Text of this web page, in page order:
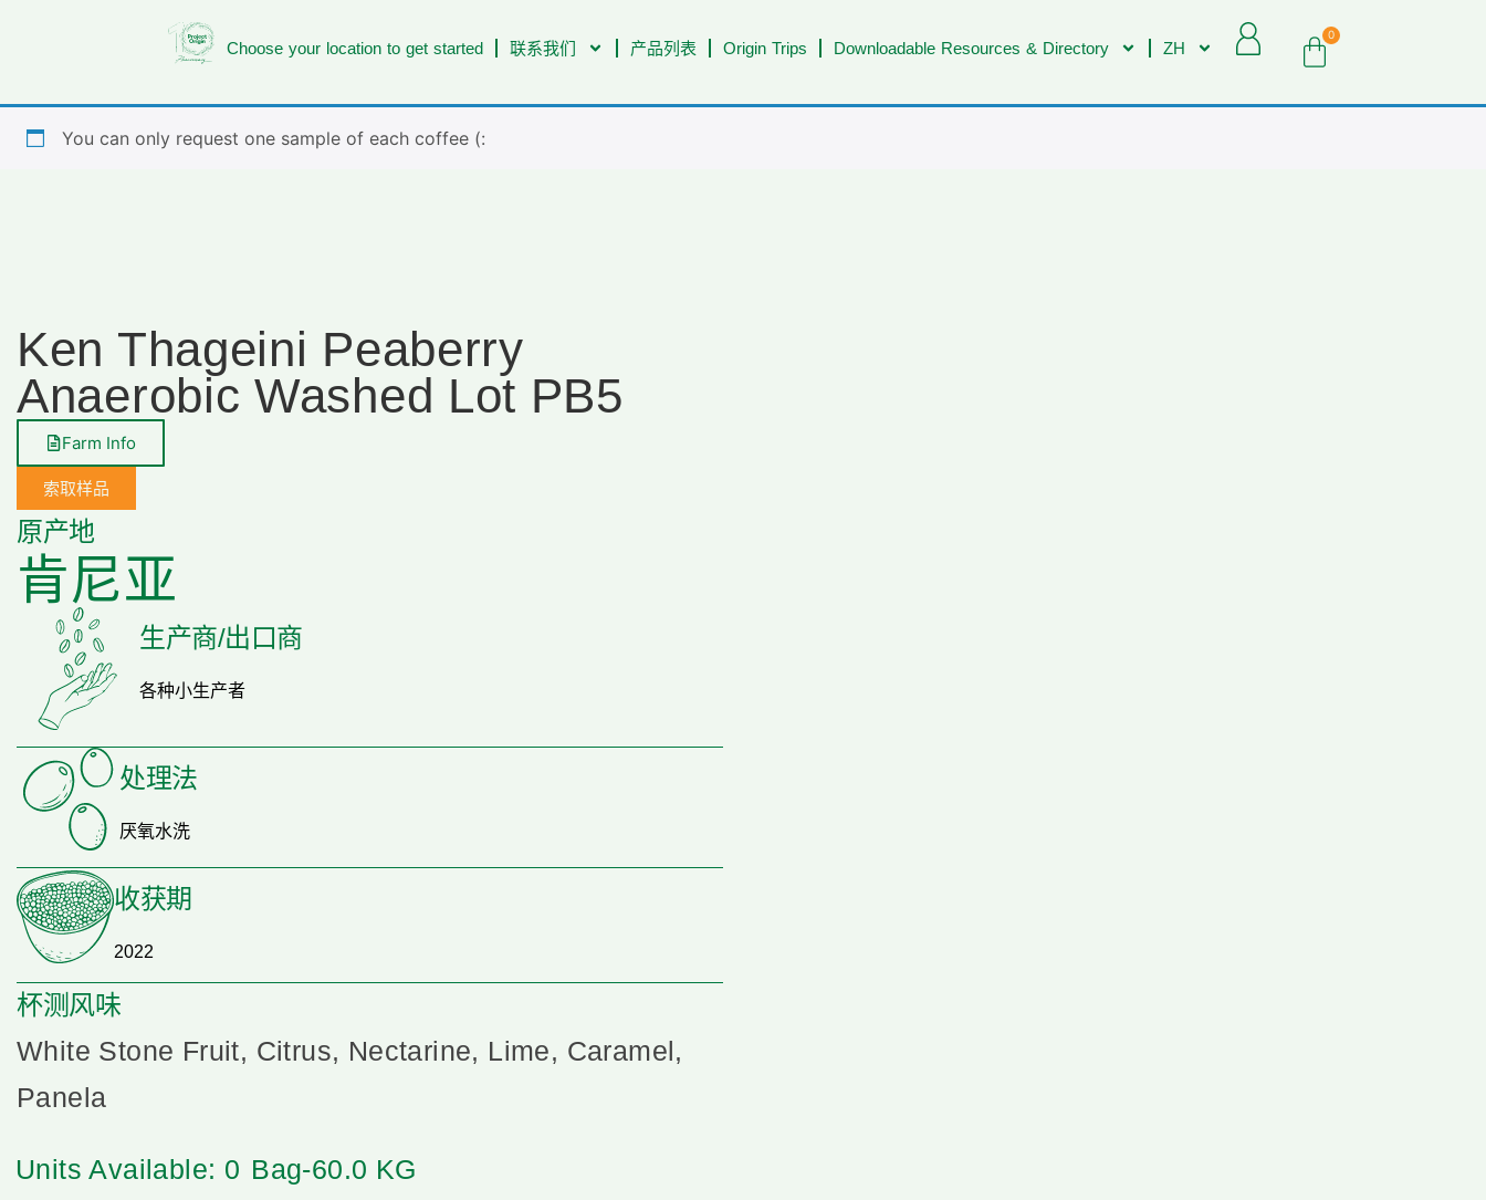
Choose your location to get started 联系我们 产品列表 Origin Trips Downloadable Resources & Directory ZH
0
You can only request one sample of each coffee (:
Ken Thageini Peaberry
Anaerobic Washed Lot PB5
Farm Info
索取样品
原产地
肯尼亚
生产商/出口商
各种小生产者
处理法
厌氧水洗
收获期
2022
杯测风味
White Stone Fruit, Citrus, Nectarine, Lime, Caramel,
Panela
Units Available: 0 Bag-60.0 KG